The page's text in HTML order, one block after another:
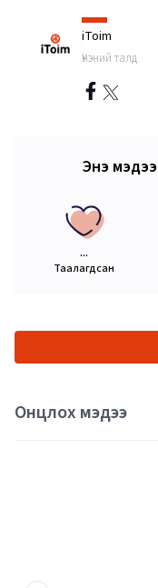
iToim
Үнэний талд
Энэ
...
Таалагдсан
Онцлох мэдээ